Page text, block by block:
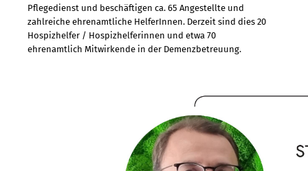
Pflegedienst und beschäftigen ca. 65 Angestellte und
zahlreiche ehrenamtliche HelferInnen. Derzeit sind dies 20
Hospizhelfer / Hospizhelferinnen und etwa 70
ehrenamtlich Mitwirkende in der Demenzbetreuung.